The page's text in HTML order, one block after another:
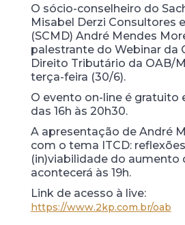
O sócio-conselheiro do
Misabel Derzi Consultores
(SCMD) André Mendes
palestrante do Webinar da
Direito Tributário da OAB/
terça-feira (30/6).
O evento on-line é gratuito
das 16h às 20h30.
A apresentação de André
com o tema ITCD:
(in)viabilidade do aumento
acontecerá às 19h.
Link de acesso à live:
https://www.2kp.com.br/oab